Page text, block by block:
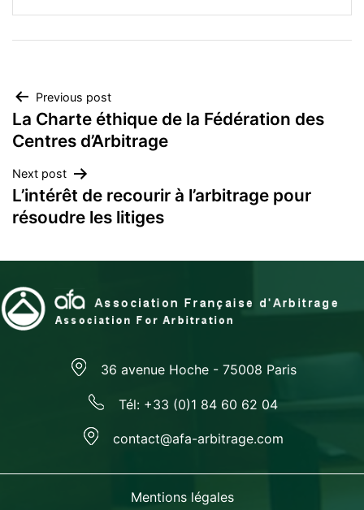
Navigation
de
l’article
Previous post
La Charte éthique de la Fédération des
Centres d’Arbitrage
Next post
L’intérêt de recourir à l’arbitrage pour
résoudre les litiges
36 avenue Hoche - 75008 Paris
Tél: +33 (0)1 84 60 62 04
contact@afa-arbitrage.com
Mentions légales